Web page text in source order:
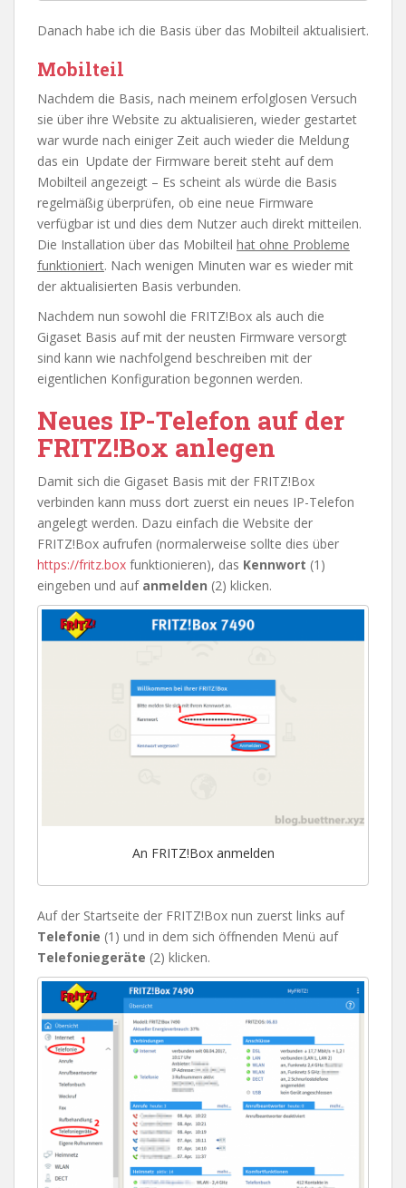
Danach habe ich die Basis über das Mobilteil aktualisiert.
Mobilteil
Nachdem die Basis, nach meinem erfolglosen Versuch
sie über ihre Website zu aktualisieren, wieder gestartet
war wurde nach einiger Zeit auch wieder die Meldung
das ein Update der Firmware bereit steht auf dem
Mobilteil angezeigt – Es scheint als würde die Basis
regelmäßig überprüfen, ob eine neue Firmware
verfügbar ist und dies dem Nutzer auch direkt mitteilen.
Die Installation über das Mobilteil hat ohne Probleme
funktioniert. Nach wenigen Minuten war es wieder mit
der aktualisierten Basis verbunden.
Nachdem nun sowohl die FRITZ!Box als auch die
Gigaset Basis auf mit der neusten Firmware versorgt
sind kann wie nachfolgend beschreiben mit der
eigentlichen Konfiguration begonnen werden.
Neues IP-Telefon auf der
FRITZ!Box anlegen
Damit sich die Gigaset Basis mit der FRITZ!Box
verbinden kann muss dort zuerst ein neues IP-Telefon
angelegt werden. Dazu einfach die Website der
FRITZ!Box aufrufen (normalerweise sollte dies über
https://fritz.box funktionieren), das Kennwort (1)
eingeben und auf anmelden (2) klicken.
An FRITZ!Box anmelden
Auf der Startseite der FRITZ!Box nun zuerst links auf
Telefonie (1) und in dem sich öffnenden Menü auf
Telefoniegeräte (2) klicken.